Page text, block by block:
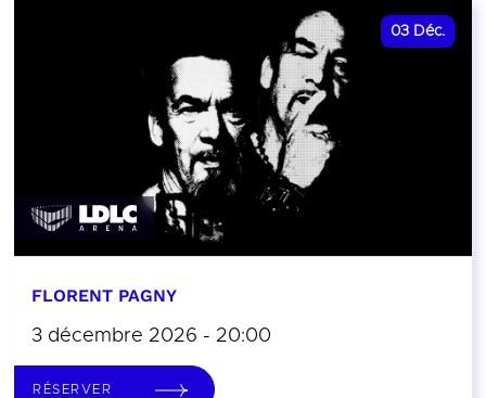
03 Déc.
FLORENT PAGNY
3 décembre 2026 - 20:00
RÉSERVER